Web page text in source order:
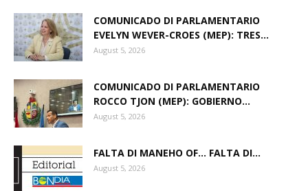
COMUNICADO DI PARLAMENTARIO
EVELYN WEVER-CROES (MEP): TRES...
August 5, 2026
COMUNICADO DI PARLAMENTARIO
ROCCO TJON (MEP): GOBIERNO...
August 5, 2026
FALTA DI MANEHO OF… FALTA DI...
August 5, 2026